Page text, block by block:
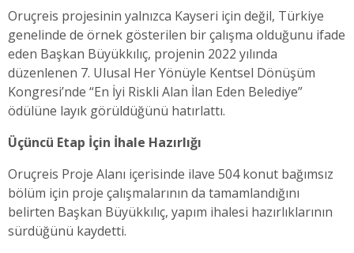
Oruçreis projesinin yalnızca Kayseri için değil, Türkiye
genelinde de örnek gösterilen bir çalışma olduğunu ifade
eden Başkan Büyükkılıç, projenin 2022 yılında
düzenlenen 7. Ulusal Her Yönüyle Kentsel Dönüşüm
Kongresi’nde “En İyi Riskli Alan İlan Eden Belediye”
ödülüne layık görüldüğünü hatırlattı.
Üçüncü Etap İçin İhale Hazırlığı
Oruçreis Proje Alanı içerisinde ilave 504 konut bağımsız
bölüm için proje çalışmalarının da tamamlandığını
belirten Başkan Büyükkılıç, yapım ihalesi hazırlıklarının
sürdüğünü kaydetti.